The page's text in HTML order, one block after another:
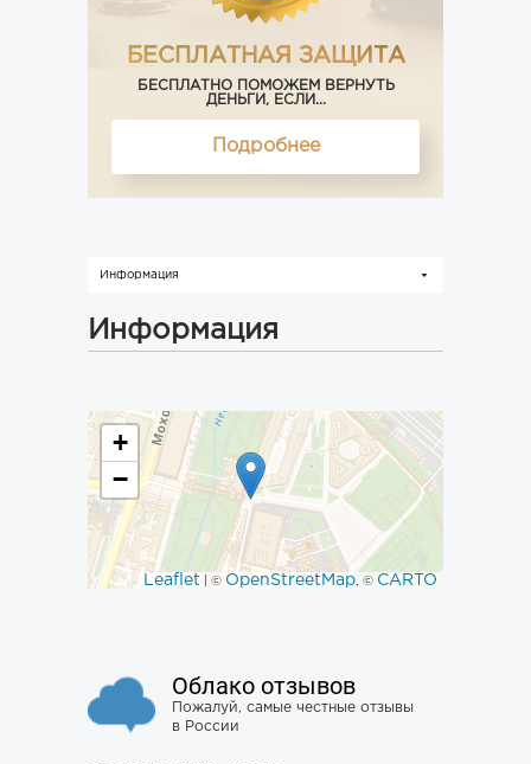
БЕСПЛАТНАЯ ЗАЩИТА
БЕСПЛАТНО ПОМОЖЕМ ВЕРНУТЬ
ДЕНЬГИ, ЕСЛИ...
Подробнее
Информация
Информация
+
−
Leaflet | © OpenStreetMap, © CARTO
Облако отзывов
Пожалуй, самые честные отзывы
в России